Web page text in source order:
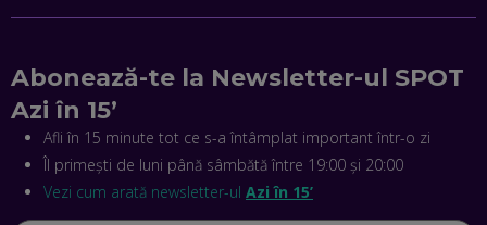
DISPECERAT AUTOMAT DE PE PIAȚĂ! CUM POATE
REVOLUȚIONA LIVRĂRILE RAPIDE, DIN ROMÂNIA PÂNĂ ÎN
ASIA
EP. 43
Abonează-te la Newsletter-ul SPOT
Azi în 15’
Afli în 15 minute tot ce s-a întâmplat important într-o zi
Îl primești de luni până sâmbătă între 19:00 și 20:00
Vezi cum arată newsletter-ul Azi în 15’